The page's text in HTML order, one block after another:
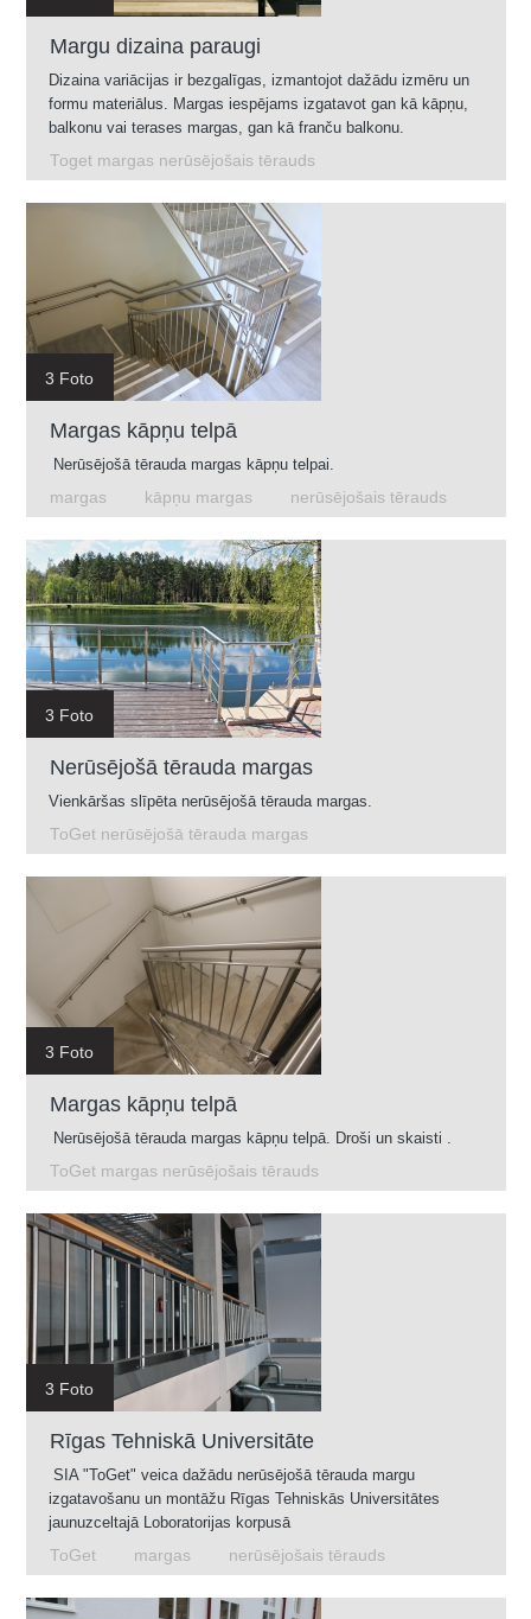
Margu dizaina paraugi
Dizaina variācijas ir bezgalīgas, izmantojot dažādu izmēru un
formu materiālus. Margas iespējams izgatavot gan kā kāpņu,
balkonu vai terases margas, gan kā franču balkonu.
Toget margas nerūsējošais tērauds
3 Foto
Margas kāpņu telpā
Nerūsējošā tērauda margas kāpņu telpai.
margas
kāpņu margas nerūsējošais tērauds
3 Foto
Nerūsējošā tērauda margas
Vienkāršas slīpēta nerūsējošā tērauda margas.
ToGet nerūsējošā tērauda margas
3 Foto
Margas kāpņu telpā
Nerūsējošā tērauda margas kāpņu telpā. Droši un skaisti .
ToGet margas nerūsējošais tērauds
3 Foto
Rīgas Tehniskā Universitāte
SIA "ToGet" veica dažādu nerūsējošā tērauda margu
izgatavošanu un montāžu Rīgas Tehniskās Universitātes
jaunuzceltajā Loboratorijas korpusā
ToGet
margas nerūsējošais tērauds